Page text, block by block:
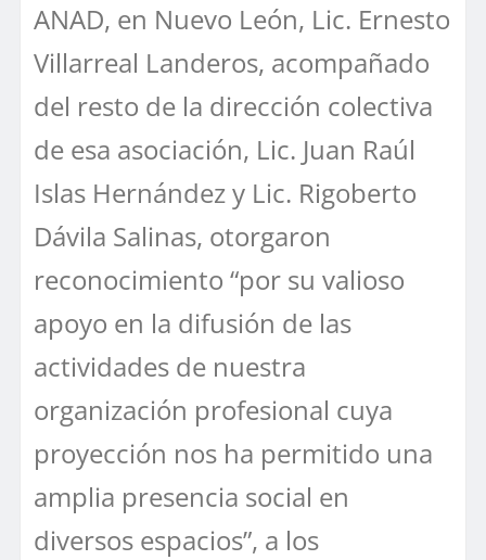
ANAD, en Nuevo León, Lic. Ernesto
Villarreal Landeros, acompañado
del resto de la dirección colectiva
de esa asociación, Lic. Juan Raúl
Islas Hernández y Lic. Rigoberto
Dávila Salinas, otorgaron
reconocimiento “por su valioso
apoyo en la difusión de las
actividades de nuestra
organización profesional cuya
proyección nos ha permitido una
amplia presencia social en
diversos espacios”, a los